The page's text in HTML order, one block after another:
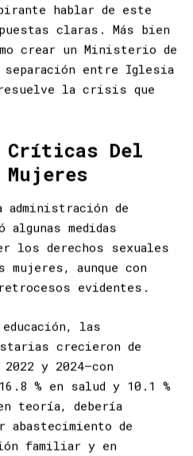
«No hemos
hablar de este
claras. Más bien
crear un Ministerio de
entre Iglesia
la crisis que
Críticas Del
administración de
algunas medidas
los derechos sexuales
aunque con
las
crecieron de
y 2024—con
% en salud y 10.1 %
teoría, debería
de